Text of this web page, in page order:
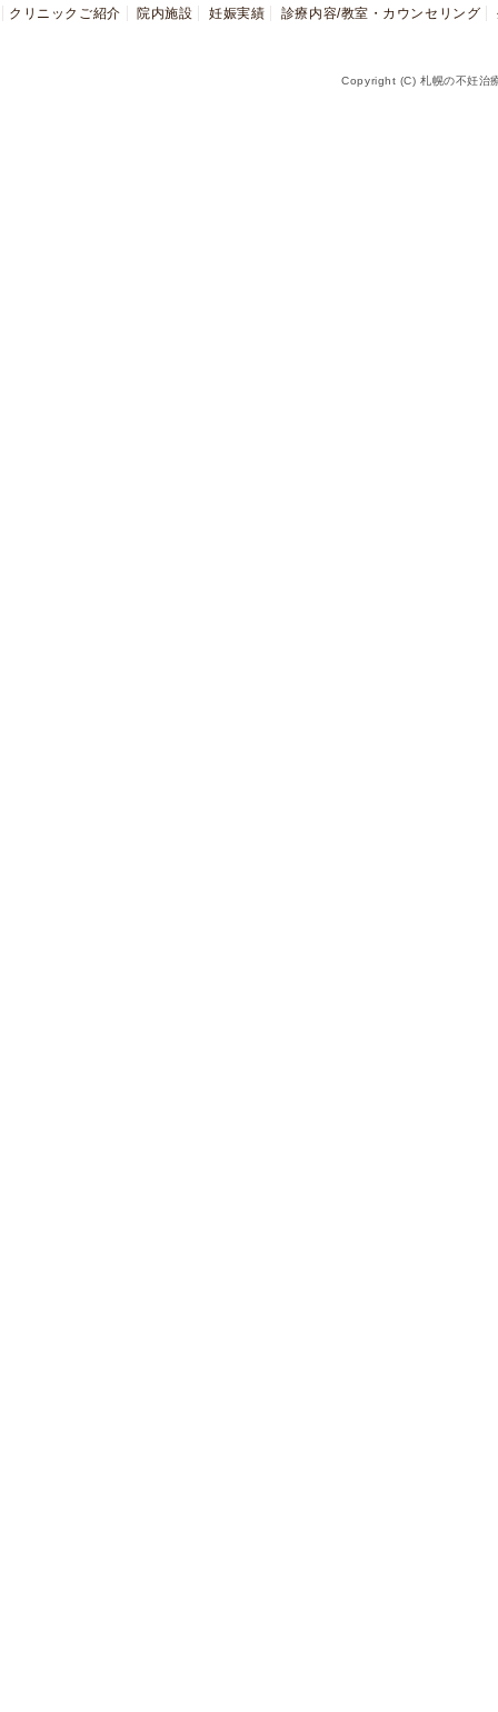
クリニックご紹介 院内施設 妊娠実績 診療内容/教室・カウンセリング
Copyright (C) 札幌の不妊治